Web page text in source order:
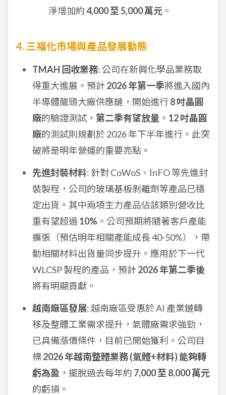
淨增加約4,000 至 5,000 萬元 。
4. 三福化市場與產品發展動態
TMAH 回收業務: 公司在新興化學品業務取
得重大進展。預計 2026 年第一季將進入國內
半導體龍頭大廠供應鏈，開始進行8 吋晶圓
廠的驗證測試， 第二季有望放量 。 12 吋晶圓
廠的測試則規劃於 2026 年下半年進行。此突
破將是明年營運的重要亮點。
先進封裝材料: 針對 CoWoS、InFO 等先進封
裝製程，公司的玻璃基板剝離劑等產品已穩
定出貨。其中兩項主力產品佔該類別營收比
重有望超過 10% 。公司預期將隨著客戶產能
擴張（預估明年相關產能成長 40-50%），帶
動相關材料出貨量同步提升。應用於下一代
WLCSP 製程的產品，預計 2026 年第二季後
將有明顯貢獻。
越南廠區發展: 越南廠區受惠於 AI 產業鏈轉
移及整體工業需求提升，氣體廠需求強勁，
已具備漲價條件，目前已開始獲利。公司目
標2026 年越南整體業務 (氣體+材料) 能夠轉
虧為盈 ，擺脫過去每年約 7,000 至 8,000 萬元
的虧損。